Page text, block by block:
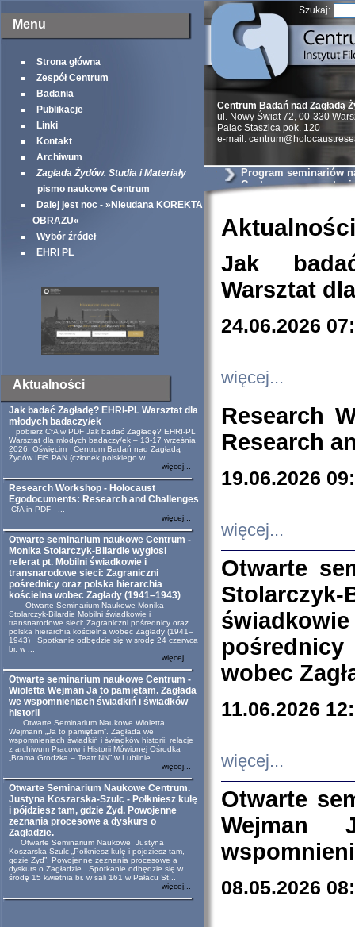
Menu
Strona główna
Zespół Centrum
Badania
Publikacje
Linki
Kontakt
Archiwum
Zagłada Żydów. Studia i Materiały
pismo naukowe Centrum
Dalej jest noc - »Nieudana KOREKTA
OBRAZU«
Wybór źródeł
EHRI PL
Aktualności
Jak badać Zagładę? EHRI-PL Warsztat dla
młodych badaczy/ek
pobierz CfA w PDF Jak badać Zagładę? EHRI-PL
Warsztat dla młodych badaczy/ek – 13-17 września
2026, Oświęcim Centrum Badań nad Zagładą
Żydów IFiS PAN (członek polskiego w...
więcej...
Research Workshop - Holocaust
Egodocuments: Research and Challenges
CfA in PDF ...
więcej...
Otwarte seminarium naukowe Centrum -
Monika Stolarczyk-Bilardie wygłosi
referat pt. Mobilni świadkowie i
transnarodowe sieci: Zagraniczni
pośrednicy oraz polska hierarchia
kościelna wobec Zagłady (1941–1943)
Otwarte Seminarium Naukowe Monika
Stolarczyk-Bilardie Mobilni świadkowie i
transnarodowe sieci: Zagraniczni pośrednicy oraz
polska hierarchia kościelna wobec Zagłady (1941–
1943) Spotkanie odbędzie się w środę 24 czerwca
br. w ...
więcej...
Otwarte seminarium naukowe Centrum -
Wioletta Wejman Ja to pamiętam. Zagłada
we wspomnieniach świadkiń i świadków
historii
Otwarte Seminarium Naukowe Wioletta
Wejmann „Ja to pamiętam”. Zagłada we
wspomnieniach świadkiń i świadków historii: relacje
z archiwum Pracowni Historii Mówionej Ośrodka
„Brama Grodzka – Teatr NN” w Lublinie ...
więcej...
Otwarte Seminarium Naukowe Centrum.
Justyna Koszarska-Szulc - Połkniesz kulę
i pójdziesz tam, gdzie Żyd. Powojenne
zeznania procesowe a dyskurs o
Zagładzie.
Otwarte Seminarium Naukowe Justyna
Koszarska-Szulc „Połkniesz kulę i pójdziesz tam,
gdzie Żyd”. Powojenne zeznania procesowe a
dyskurs o Zagładzie Spotkanie odbędzie się w
środę 15 kwietnia br. w sali 161 w Pałacu St...
więcej...
Szukaj:
Centrum Badań nad Zagładą
ul. Nowy Świat 72, 00-330
Palac Staszica pok. 120
e-mail:
Program seminariów
Centrum na semestr
Aktualności
Jak
Warsztat
24.06.2026
więcej...
Research
Research
19.06.2026
więcej...
Otwarte
wobec
11.06.2026
więcej...
Otwarte
Wejman
08.05.2026